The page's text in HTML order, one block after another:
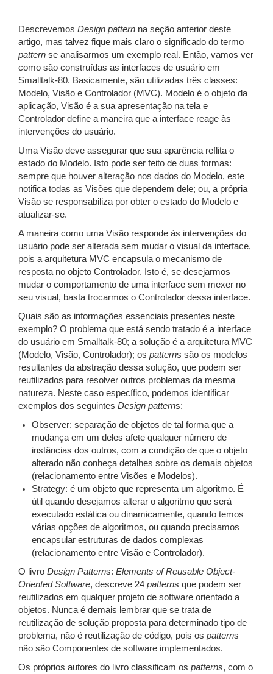
Descrevemos Design pattern na seção anterior deste
artigo, mas talvez fique mais claro o significado do termo
pattern se analisarmos um exemplo real. Então, vamos ver
como são construídas as interfaces de usuário em
Smalltalk-80. Basicamente, são utilizadas três classes:
Modelo, Visão e Controlador (MVC). Modelo é o objeto da
aplicação, Visão é a sua apresentação na tela e
Controlador define a maneira que a interface reage às
intervenções do usuário.
Uma Visão deve assegurar que sua aparência reflita o
estado do Modelo. Isto pode ser feito de duas formas:
sempre que houver alteração nos dados do Modelo, este
notifica todas as Visões que dependem dele; ou, a própria
Visão se responsabiliza por obter o estado do Modelo e
atualizar-se.
A maneira como uma Visão responde às intervenções do
usuário pode ser alterada sem mudar o visual da interface,
pois a arquitetura MVC encapsula o mecanismo de
resposta no objeto Controlador. Isto é, se desejarmos
mudar o comportamento de uma interface sem mexer no
seu visual, basta trocarmos o Controlador dessa interface.
Quais são as informações essenciais presentes neste
exemplo? O problema que está sendo tratado é a interface
do usuário em Smalltalk-80; a solução é a arquitetura MVC
(Modelo, Visão, Controlador); os patterns são os modelos
resultantes da abstração dessa solução, que podem ser
reutilizados para resolver outros problemas da mesma
natureza. Neste caso específico, podemos identificar
exemplos dos seguintes Design patterns:
Observer: separação de objetos de tal forma que a
mudança em um deles afete qualquer número de
instâncias dos outros, com a condição de que o objeto
alterado não conheça detalhes sobre os demais objetos
(relacionamento entre Visões e Modelos).
Strategy: é um objeto que representa um algoritmo. É
útil quando desejamos alterar o algoritmo que será
executado estática ou dinamicamente, quando temos
várias opções de algoritmos, ou quando precisamos
encapsular estruturas de dados complexas
(relacionamento entre Visão e Controlador).
O livro Design Patterns: Elements of Reusable Object-
Oriented Software, descreve 24 patterns que podem ser
reutilizados em qualquer projeto de software orientado a
objetos. Nunca é demais lembrar que se trata de
reutilização de solução proposta para determinado tipo de
problema, não é reutilização de código, pois os patterns
não são Componentes de software implementados.
Os próprios autores do livro classificam os patterns, com o